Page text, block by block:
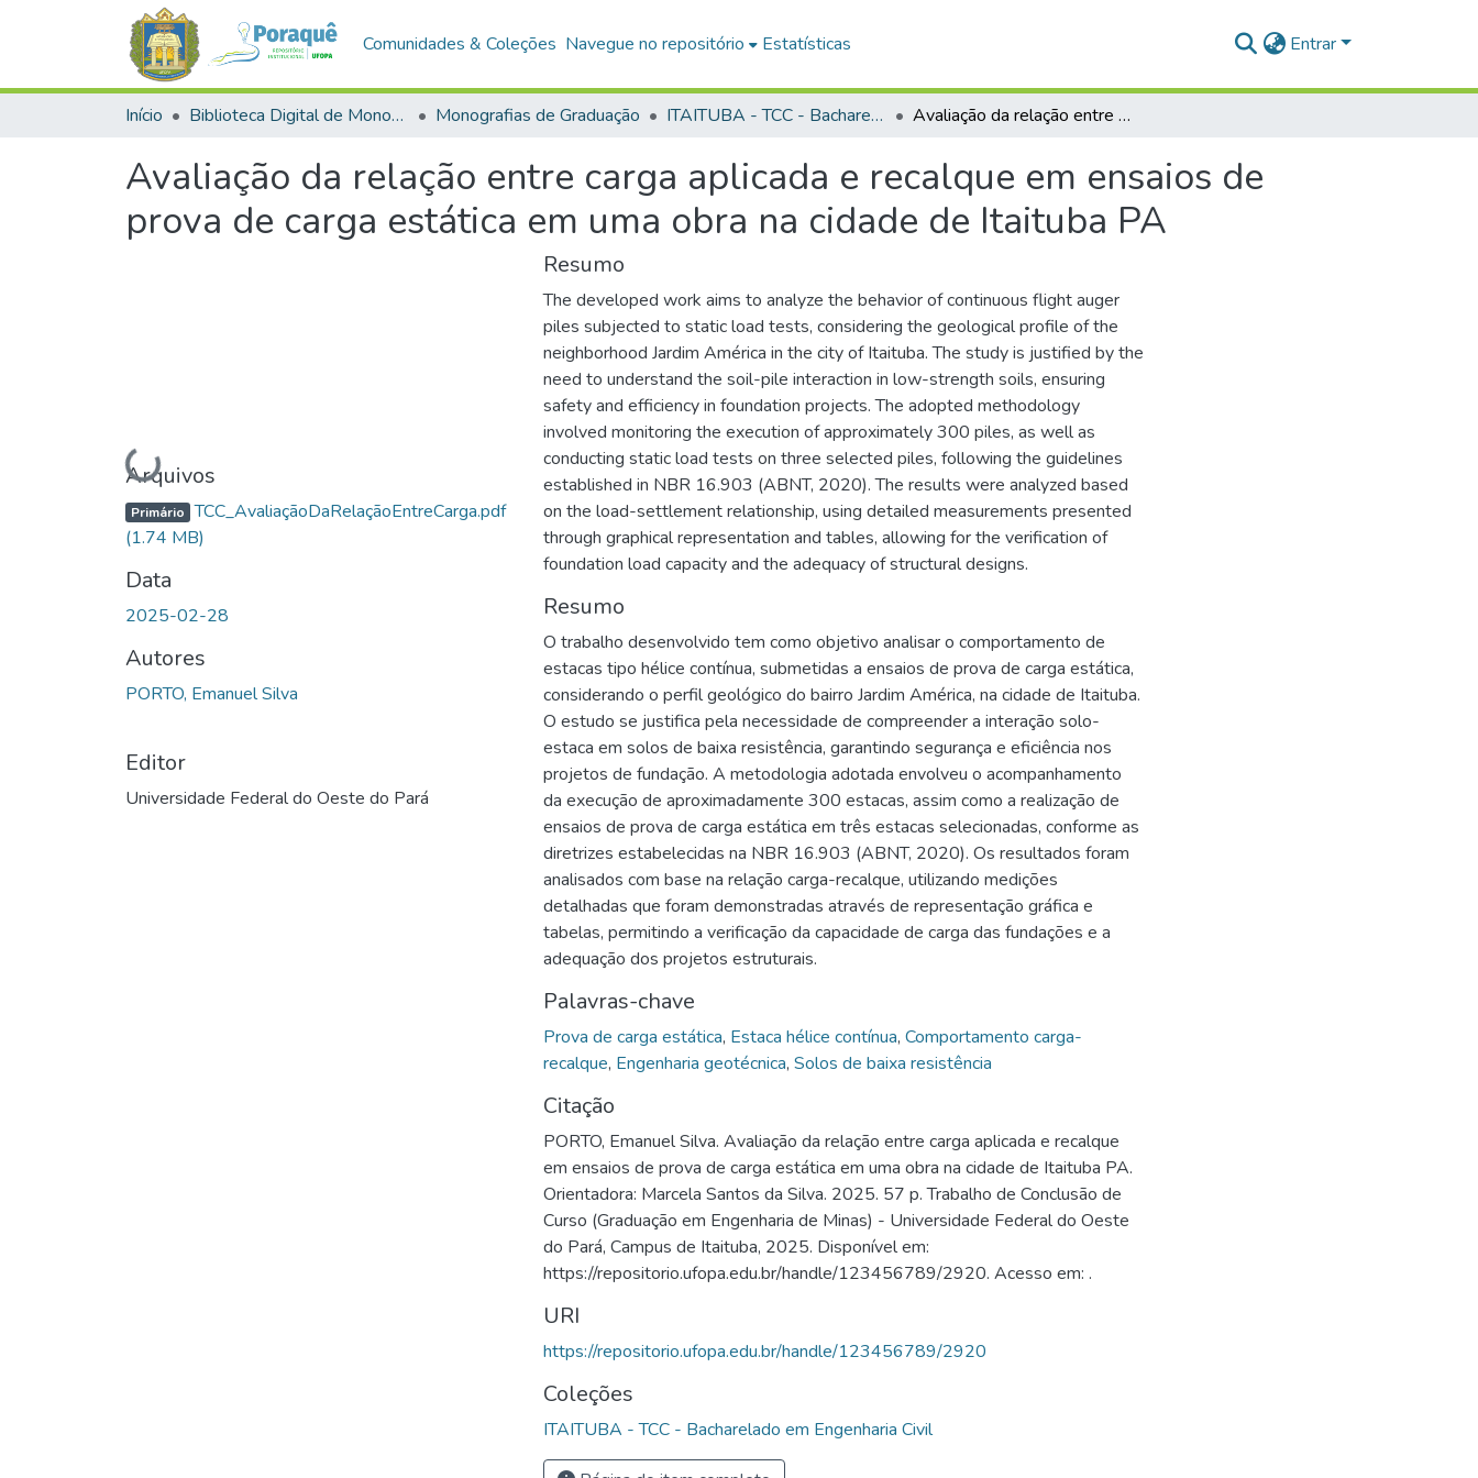
Comunidades & Coleções Navegue no repositório Estatísticas Entrar
Início Biblioteca Digital de Monografias (BDM) Monografias de Graduação ITAITUBA - TCC - Bacharelado em Engenharia Civil Avaliação da relação entre carga aplicada e recalque em ensaios de prova de carga estática em uma obra na cidade de Itaituba PA
Avaliação da relação entre carga aplicada e recalque em ensaios de
prova de carga estática em uma obra na cidade de Itaituba PA
Carregando...
Arquivos
Primário TCC_AvaliaçãoDaRelaçãoEntreCarga.pdf
(1.74 MB)
Data
2025-02-28
Autores
PORTO, Emanuel Silva
Editor
Universidade Federal do Oeste do Pará
Resumo
The developed work aims to analyze the behavior of continuous flight auger
piles subjected to static load tests, considering the geological profile of the
neighborhood Jardim América in the city of Itaituba. The study is justified by the
need to understand the soil-pile interaction in low-strength soils, ensuring
safety and efficiency in foundation projects. The adopted methodology
involved monitoring the execution of approximately 300 piles, as well as
conducting static load tests on three selected piles, following the guidelines
established in NBR 16.903 (ABNT, 2020). The results were analyzed based
on the load-settlement relationship, using detailed measurements presented
through graphical representation and tables, allowing for the verification of
foundation load capacity and the adequacy of structural designs.
Resumo
O trabalho desenvolvido tem como objetivo analisar o comportamento de
estacas tipo hélice contínua, submetidas a ensaios de prova de carga estática,
considerando o perfil geológico do bairro Jardim América, na cidade de Itaituba.
O estudo se justifica pela necessidade de compreender a interação solo-
estaca em solos de baixa resistência, garantindo segurança e eficiência nos
projetos de fundação. A metodologia adotada envolveu o acompanhamento
da execução de aproximadamente 300 estacas, assim como a realização de
ensaios de prova de carga estática em três estacas selecionadas, conforme as
diretrizes estabelecidas na NBR 16.903 (ABNT, 2020). Os resultados foram
analisados com base na relação carga-recalque, utilizando medições
detalhadas que foram demonstradas através de representação gráfica e
tabelas, permitindo a verificação da capacidade de carga das fundações e a
adequação dos projetos estruturais.
Palavras-chave
Prova de carga estática, Estaca hélice contínua, Comportamento carga-
recalque, Engenharia geotécnica, Solos de baixa resistência
Citação
PORTO, Emanuel Silva. Avaliação da relação entre carga aplicada e recalque
em ensaios de prova de carga estática em uma obra na cidade de Itaituba PA.
Orientadora: Marcela Santos da Silva. 2025. 57 p. Trabalho de Conclusão de
Curso (Graduação em Engenharia de Minas) - Universidade Federal do Oeste
do Pará, Campus de Itaituba, 2025. Disponível em:
https://repositorio.ufopa.edu.br/handle/123456789/2920. Acesso em: .
URI
https://repositorio.ufopa.edu.br/handle/123456789/2920
Coleções
ITAITUBA - TCC - Bacharelado em Engenharia Civil